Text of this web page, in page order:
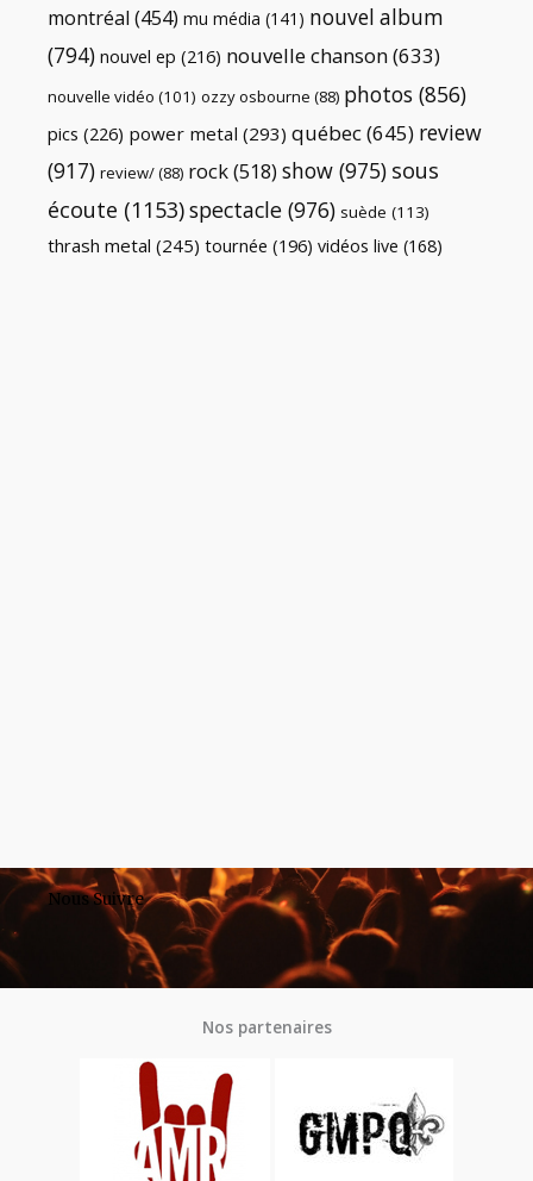
montréal (454) mu média (141) nouvel album
(794) nouvel ep (216) nouvelle chanson(633)
nouvelle vidéo (101) ozzy osbourne (88) photos (856)
pics (226) power metal (293) québec(645) review
(917) review/(88) rock(518) show (975) sous
écoute (1153)spectacle (976) suède (113)
thrash metal (245) tournée (196) vidéos live (168)
Nous Suivre
Nos partenaires